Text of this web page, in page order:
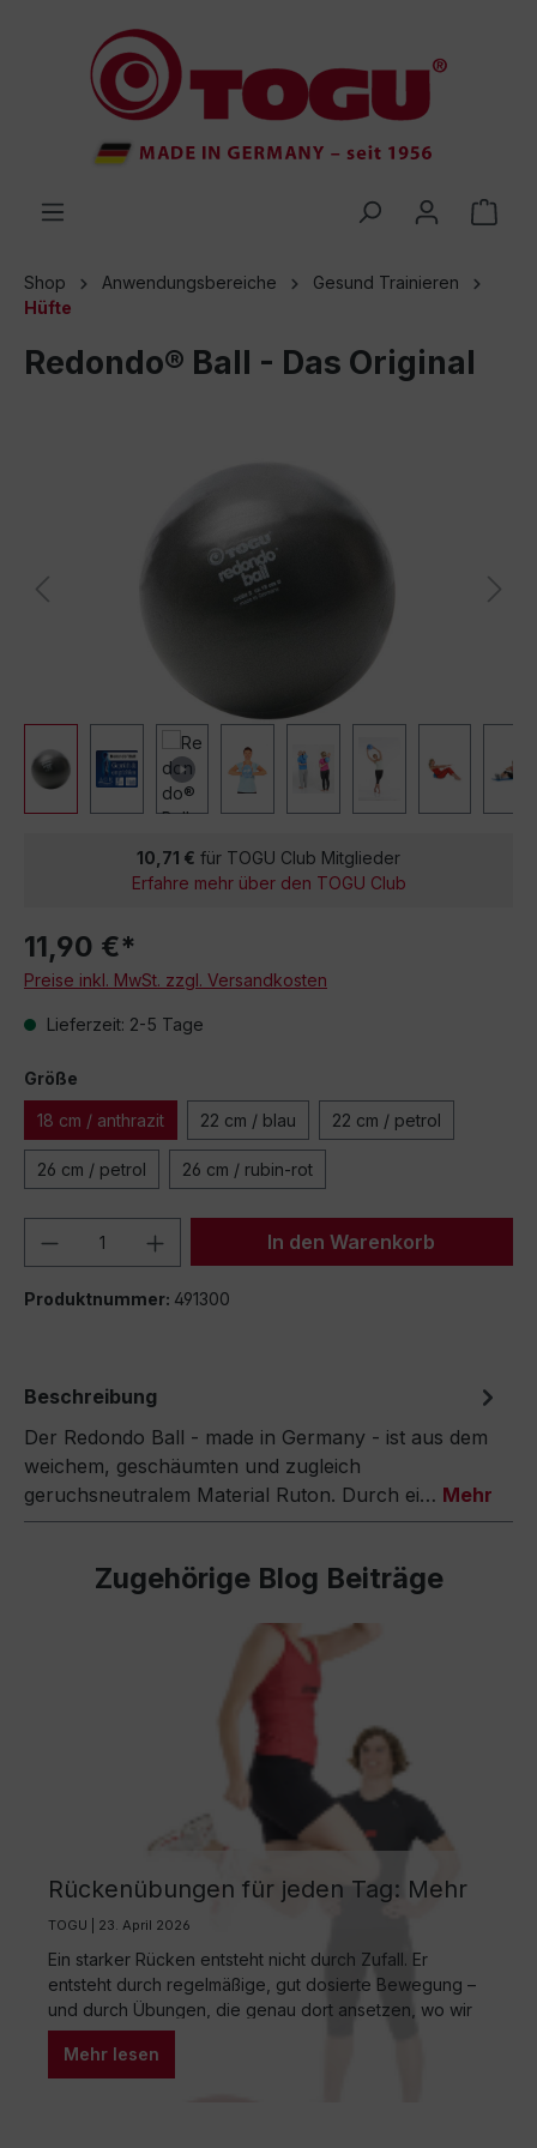
springen
Shop Anwendungsbereiche
Gesund Trainieren
Hüfte
Redondo® Ball - Das Original
10,71 € für TOGU Club Mitglieder
Erfahre mehr über den TOGU Club
11,90 €*
Preise inkl. MwSt. zzgl. Versandkosten
Lieferzeit: 2-5 Tage
Größe
18 cm / anthrazit 22 cm / blau 22 cm / petrol
26 cm / petrol 26 cm / rubin-rot
Produkt Anzahl: Gib denIn den Warenkorb
Produktnummer: 491300
Beschreibung
Der Redondo Ball - made in Germany - ist aus dem
weichem, geschäumten und zugleich
geruchsneutralem Material Ruton. Durch ei… Mehr
Zugehörige Blog Beiträge
Rückenübungen für jeden Tag: Mehr
Kraft, weniger Verspannung, besseres
Körpergefühl
TOGU | 23. April 2026
Ein starker Rücken entsteht nicht durch Zufall. Er
entsteht durch regelmäßige, gut dosierte Bewegung –
und durch Übungen, die genau dort ansetzen, wo wir
im Alltag oft zu wenig tun: bei Stabilität, Mobilität und
bewusster Körperwahrnehmung. Rückenübungen
müssen dabei weder kompliziert noch zeitaufwendig
Mehr lesen